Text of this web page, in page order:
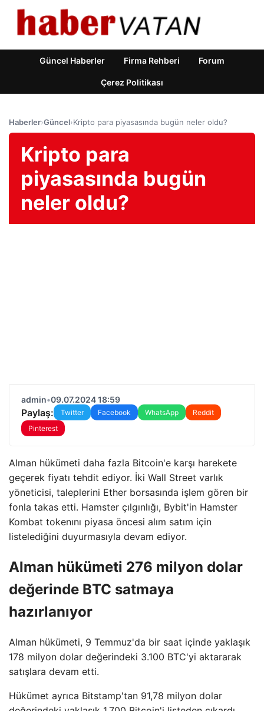
Güncel Haberler Firma Rehberi Forum
Çerez Politikası
Haberler›Güncel›Kripto para piyasasında bugün neler oldu?
Kripto para
piyasasında bugün
neler oldu?
admin•09.07.2024 18:59
Paylaş: Twitter Facebook WhatsApp
Reddit
Pinterest
Alman hükümeti daha fazla Bitcoin'e karşı harekete
geçerek fiyatı tehdit ediyor. İki Wall Street varlık
yöneticisi, taleplerini Ether borsasında işlem gören bir
fonla takas etti. Hamster çılgınlığı, Bybit'in Hamster
Kombat tokenını piyasa öncesi alım satım için
listelediğini duyurmasıyla devam ediyor.
Alman hükümeti 276 milyon dolar
değerinde BTC satmaya
hazırlanıyor
Alman hükümeti, 9 Temmuz'da bir saat içinde yaklaşık
178 milyon dolar değerindeki 3.100 BTC'yi aktararak
satışlara devam etti.
Hükümet ayrıca Bitstamp'tan 91,78 milyon dolar